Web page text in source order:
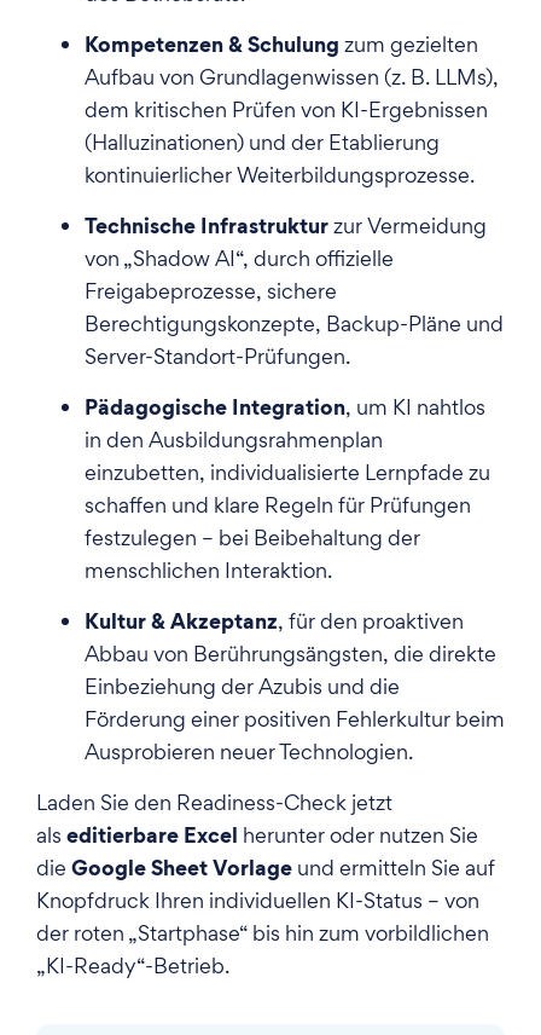
Kompetenzen & Schulung zum gezielten
Aufbau von Grundlagenwissen (z. B. LLMs),
dem kritischen Prüfen von KI-Ergebnissen
(Halluzinationen) und der Etablierung
kontinuierlicher Weiterbildungsprozesse.
Technische Infrastrukturzur Vermeidung
von „Shadow AI“, durch offizielle
Freigabeprozesse, sichere
Berechtigungskonzepte, Backup-Pläne und
Server-Standort-Prüfungen.
Pädagogische Integration, um KI nahtlos
in den Ausbildungsrahmenplan
einzubetten, individualisierte Lernpfade zu
schaffen und klare Regeln für Prüfungen
festzulegen – bei Beibehaltung der
menschlichen Interaktion.
Kultur & Akzeptanz, für den proaktiven
Abbau von Berührungsängsten, die direkte
Einbeziehung der Azubis und die
Förderung einer positiven Fehlerkultur beim
Ausprobieren neuer Technologien.
Laden Sie den Readiness-Check jetzt
als editierbare Excel herunter oder nutzen Sie
die Google Sheet Vorlage und ermitteln Sie auf
Knopfdruck Ihren individuellen KI-Status – von
der roten „Startphase“ bis hin zum vorbildlichen
„KI-Ready“-Betrieb.